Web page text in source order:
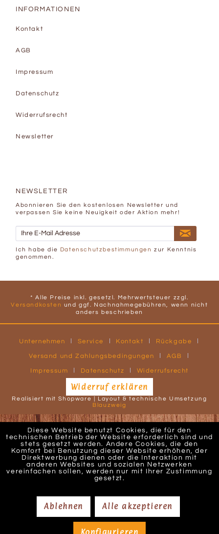
INFORMATIONEN
Kontakt
AGB
Impressum
Datenschutz
Widerrufsrecht
Newsletter
NEWSLETTER
Abonnieren Sie den kostenlosen Newsletter und
verpassen Sie keine Neuigkeit oder Aktion mehr!
Ich habe die Datenschutzbestimmungen zur Kenntnis
genommen.
* Alle Preise inkl. gesetzl. Mehrwertsteuer zzgl.
Versandkosten und ggf. Nachnahmegebühren, wenn nicht
anders beschrieben
Unternehmen Service Kontakt Rückgabe
Versand und Zahlungsbedingungen AGB
Impressum Datenschutz Widerrufsrecht
Widerruf erklären
Realisiert mit Shopware | Layout & technische Umsetzung
Blauzweig
Diese Website benutzt Cookies, die für den
technischen Betrieb der Website erforderlich sind und
stets gesetzt werden. Andere Cookies, die den
Komfort bei Benutzung dieser Website erhöhen, der
Direktwerbung dienen oder die Interaktion mit
anderen Websites und sozialen Netzwerken
vereinfachen sollen, werden nur mit Ihrer Zustimmung
gesetzt.
Ablehnen Alle akzeptieren
Konfigurieren